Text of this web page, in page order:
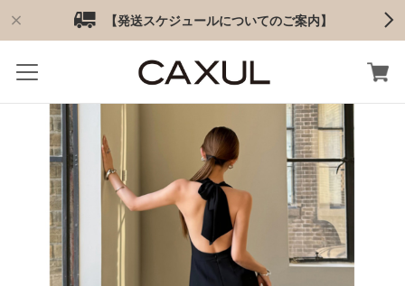
【発送スケジュールについてのご案内】